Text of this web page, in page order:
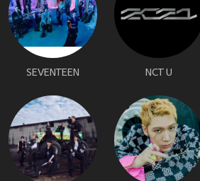
SEVENTEEN NCT U